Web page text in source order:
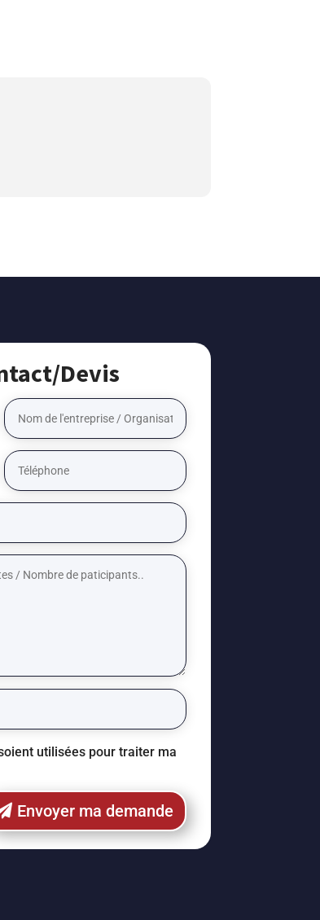
Devis
utilisées pour traiter ma
Envoyer ma demande